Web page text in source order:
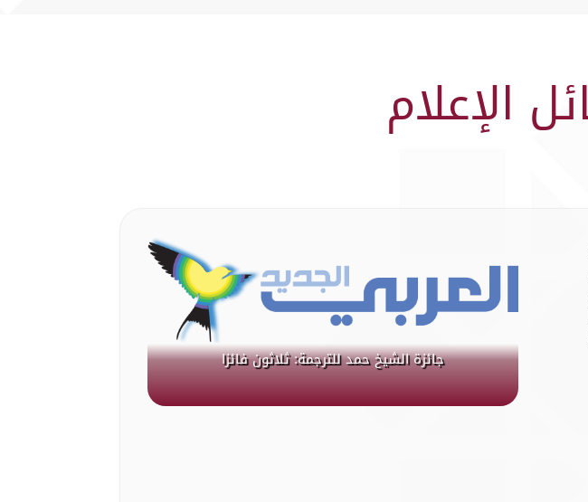
الإعلام
جائزة الشيخ حمد للترجمة: ثلاثون فائزا